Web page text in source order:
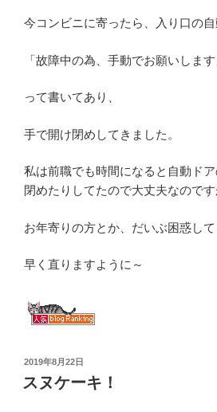
今コンビニに寄ったら、入り口の自
「故障中の為、手動でお願いします
って書いてあり、
手で開け閉めしてきました。
私は前職でも時間になると自動ド
閉めたりしてたので大丈夫なのです
お年寄りの方とか、だいぶ困惑し
早く直りますように～
投
稿
日:
2019年8月22日
スヌケーキ！